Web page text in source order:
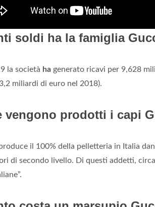
soldi ha la famiglia
la società ha generato ricavi per 9,628
miliardi di euro nel 2018).
vengono prodotti i capi
il 100% della pelletteria in Italia
di secondo livello. Di questi addetti,